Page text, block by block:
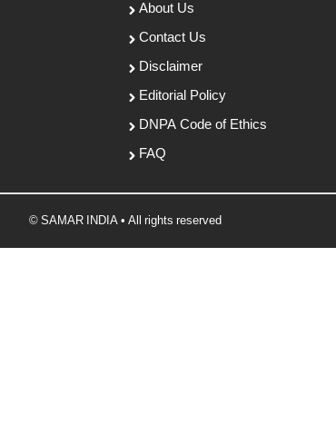
About Us
Contact Us
Disclaimer
Editorial Policy
DNPA Code of Ethics
FAQ
© SAMAR INDIA • All rights reserved